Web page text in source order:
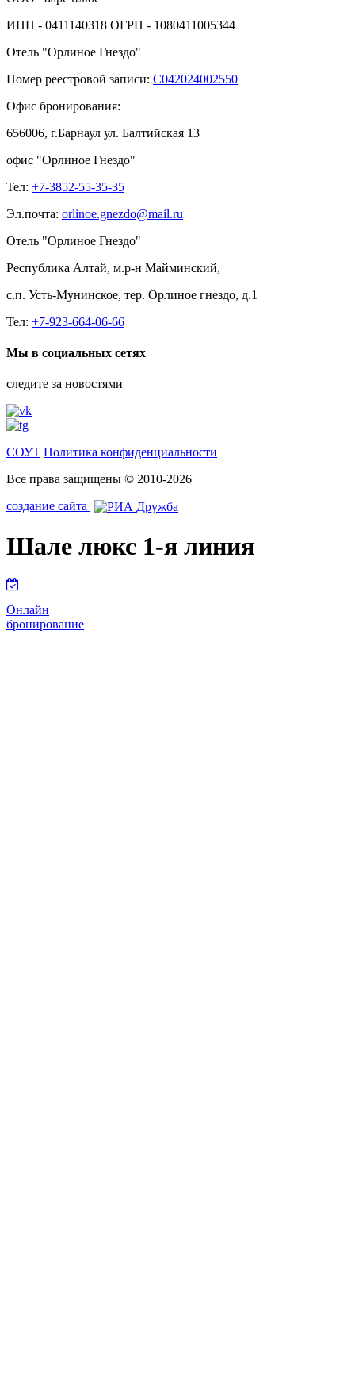
ИНН - 0411140318 ОГРН - 1080411005344
Отель "Орлиное Гнездо"
Номер реестровой записи: С042024002550
Офис бронирования:
656006, г.Барнаул ул. Балтийская 13
офис "Орлиное Гнездо"
Тел: +7-3852-55-35-35
Эл.почта: orlinoe.gnezdo@mail.ru
Отель "Орлиное Гнездо"
Республика Алтай, м.р-н Майминский,
с.п. Усть-Мунинское, тер. Орлиное гнездо, д.1
Тел: +7-923-664-06-66
Мы в социальных сетях
следите за новостями
СОУТ Политика конфиденциальности
Все права защищены © 2010-2026
создание сайта
Шале люкс 1-я линия
Онлайн
бронирование